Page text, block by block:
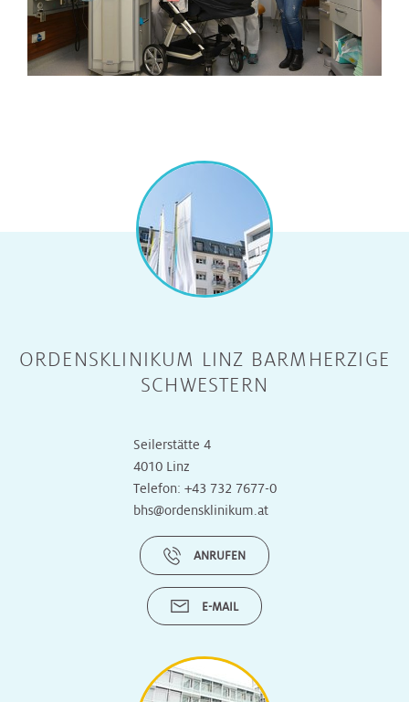
ORDENSKLINIKUM LINZ BARMHERZIGE
SCHWESTERN
Seilerstätte 4
4010 Linz
Telefon: +43 732 7677-0
bhs@ordensklinikum.at
ANRUFEN
E-MAIL